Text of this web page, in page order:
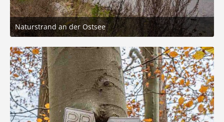
Naturstrand an der Ostsee
13. November 2025 um 20:51
8